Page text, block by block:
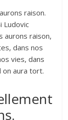
raison.
Ludovic
aurons raison,
dans nos
vies, dans
on aura tort.